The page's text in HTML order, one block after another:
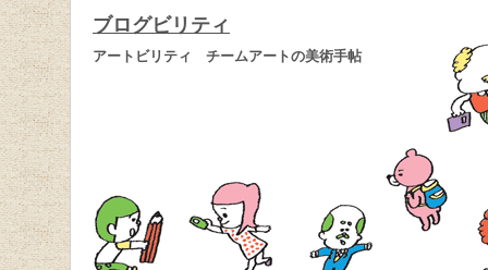
ブログビリティ
アートビリティ チームアートの美術手帖